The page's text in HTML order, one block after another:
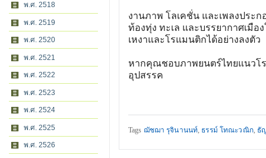
พ.ศ. 2518
พ.ศ. 2519
พ.ศ. 2520
พ.ศ. 2521
พ.ศ. 2522
พ.ศ. 2523
พ.ศ. 2524
พ.ศ. 2525
พ.ศ. 2526
งานภาพ โลเคชั่น และเพลงปร
ท้องทุ่ง ทะเล และบรรยากาศเมื
เหงาและโรแมนติกได้อย่างลงตัว
หากคุณชอบภาพยนตร์ไทยแนวโร
อุปสรรค
Tags ฌัชฌา รุจินานนท์, ธรรม์ โทณะวณิก, ธั